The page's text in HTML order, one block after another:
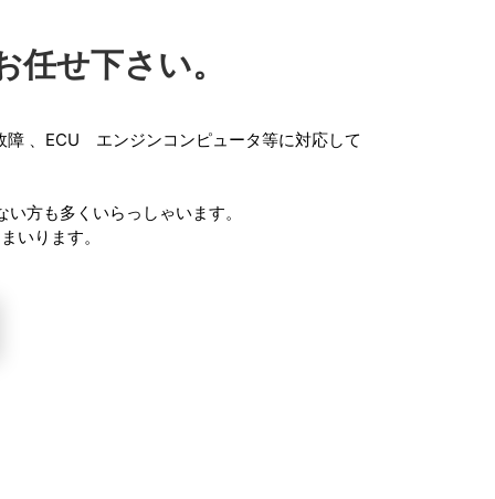
せ下さい。
障、 ECU エンジンコンピュータ等に対応して
方も多くいらっしゃいます。
いります。